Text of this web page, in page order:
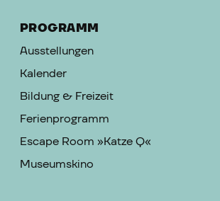
PROGRAMM
Ausstellungen
Kalender
Bildung & Freizeit
Ferienprogramm
Escape Room »Katze Q«
Museumskino